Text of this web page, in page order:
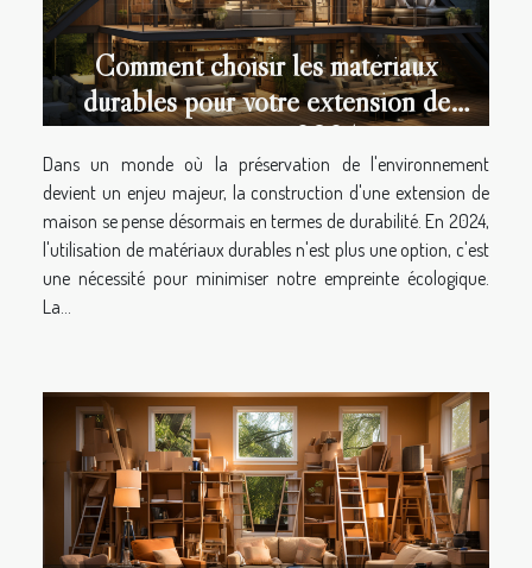
Comment choisir les matériaux
durables pour votre extension de
maison en 2024
Dans un monde où la préservation de l'environnement
devient un enjeu majeur, la construction d'une extension de
maison se pense désormais en termes de durabilité. En 2024,
l'utilisation de matériaux durables n'est plus une option, c'est
une nécessité pour minimiser notre empreinte écologique.
La...